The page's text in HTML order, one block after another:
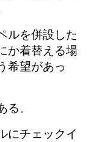
ルを併設した
か着替える場
希望があっ
。
にチェックイ